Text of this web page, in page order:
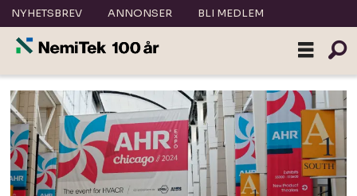
NYHETSBREV ANNONSER BLI MEDLEM
Tag:
smarthus